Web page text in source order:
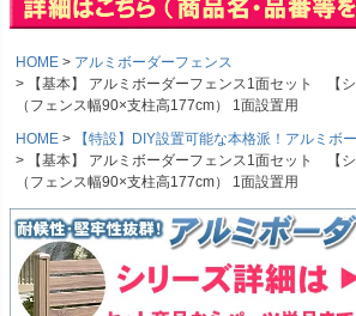
HOME
アルミボーダーフェンス
【基本】 アルミボーダーフェンス1面セット 【
（フェンス幅90×支柱高177cm） 1面設置用
HOME
【特設】DIY設置可能な本格派！アルミボ
【基本】 アルミボーダーフェンス1面セット 【
（フェンス幅90×支柱高177cm） 1面設置用